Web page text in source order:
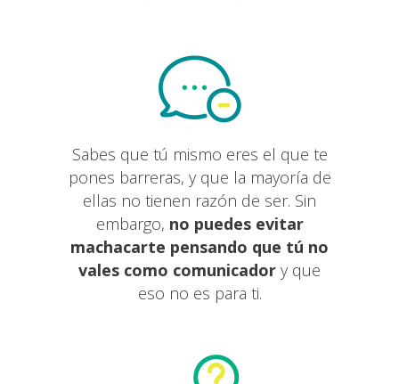
Sabes que tú mismo eres el que te
pones barreras, y que la mayoría de
ellas no tienen razón de ser. Sin
embargo, no puedes evitar
machacarte pensando que tú no
vales como comunicador y que
eso no es para ti.